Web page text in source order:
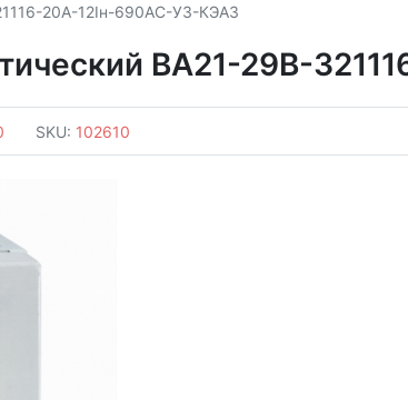
20А-12Iн-690AC-У3-КЭАЗ
ВА21-29В-
SKU: 102610